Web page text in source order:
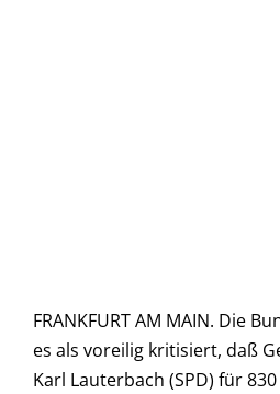
FRANKFURT AM MAIN. Die
es als voreilig kritisiert, daß
Karl Lauterbach (SPD) für